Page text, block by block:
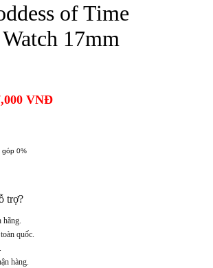
of Time
17mm
VNĐ
góp 0%
trợ?
hãng.
quốc.
hàng.